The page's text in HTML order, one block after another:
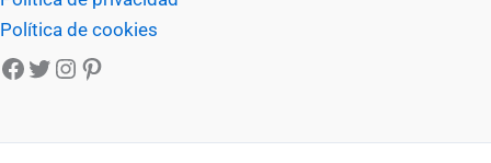
Política de cookies
Facebook
Twitter
Instagram
Pinterest